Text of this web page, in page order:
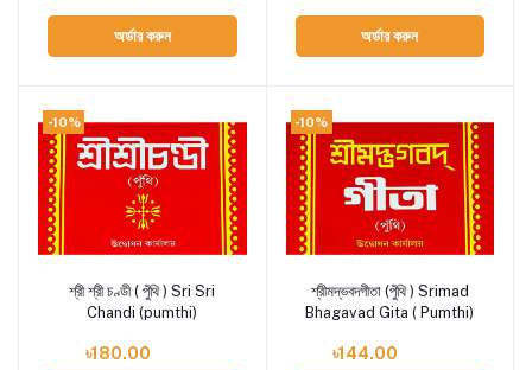
অর্ডার করুন অর্ডার করুন
-10%
Add to cart
শ্রী শ্রী চণ্ডী ( পুঁথি ) Sri Sri
Chandi (pumthi)
৳180.00
-10%
Add to cart
শ্রীমদ্ভবদগীতা (পুঁথি ) Srimad
Bhagavad Gita ( Pumthi)
৳144.00